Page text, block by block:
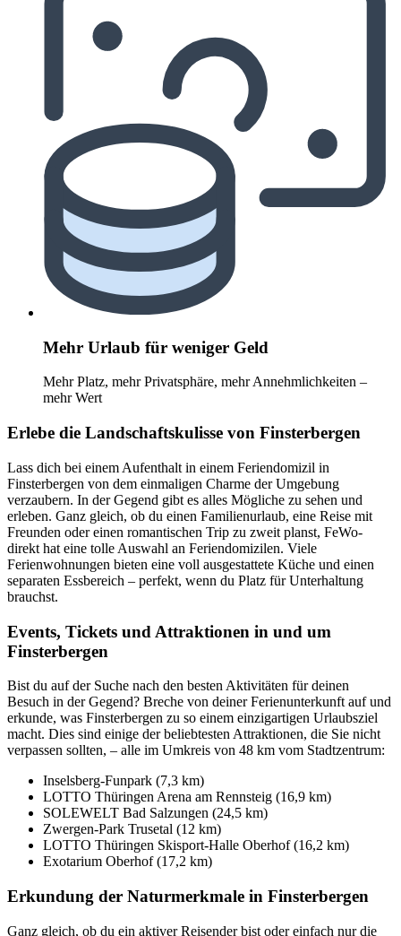
Mehr Urlaub für weniger Geld
Mehr Platz, mehr Privatsphäre, mehr Annehmlichkeiten –
mehr Wert
Erlebe die Landschaftskulisse von Finsterbergen
Lass dich bei einem Aufenthalt in einem Feriendomizil in
Finsterbergen von dem einmaligen Charme der Umgebung
verzaubern. In der Gegend gibt es alles Mögliche zu sehen und
erleben. Ganz gleich, ob du einen Familienurlaub, eine Reise mit
Freunden oder einen romantischen Trip zu zweit planst, FeWo-
direkt hat eine tolle Auswahl an Feriendomizilen. Viele
Ferienwohnungen bieten eine voll ausgestattete Küche und einen
separaten Essbereich – perfekt, wenn du Platz für Unterhaltung
brauchst.
Events, Tickets und Attraktionen in und um
Finsterbergen
Bist du auf der Suche nach den besten Aktivitäten für deinen
Besuch in der Gegend? Breche von deiner Ferienunterkunft auf und
erkunde, was Finsterbergen zu so einem einzigartigen Urlaubsziel
macht. Dies sind einige der beliebtesten Attraktionen, die Sie nicht
verpassen sollten, – alle im Umkreis von 48 km vom Stadtzentrum:
Inselsberg-Funpark (7,3 km)
LOTTO Thüringen Arena am Rennsteig (16,9 km)
SOLEWELT Bad Salzungen (24,5 km)
Zwergen-Park Trusetal (12 km)
LOTTO Thüringen Skisport-Halle Oberhof (16,2 km)
Exotarium Oberhof (17,2 km)
Erkundung der Naturmerkmale in Finsterbergen
Ganz gleich, ob du ein aktiver Reisender bist oder einfach nur die